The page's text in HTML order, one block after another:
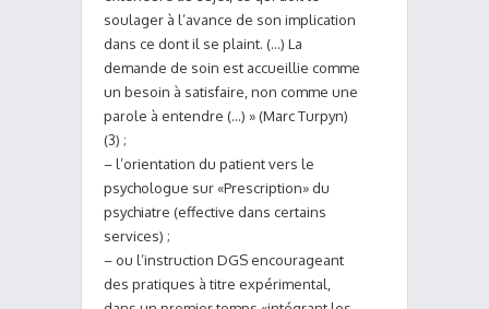
soulager à l’avance de son implication
dans ce dont il se plaint. (…) La
demande de soin est accueillie comme
un besoin à satisfaire, non comme une
parole à entendre (…) » (Marc Turpyn)
(3) ;
– l’orientation du patient vers le
psychologue sur «Prescription» du
psychiatre (effective dans certains
services) ;
– ou l’instruction DGS encourageant
des pratiques à titre expérimental,